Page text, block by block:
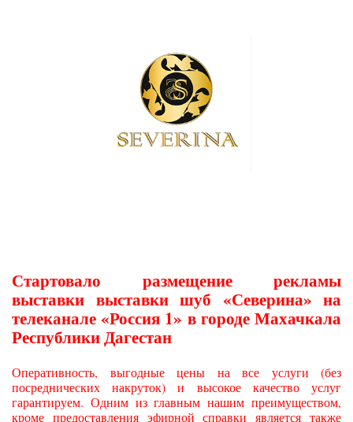
Стартовало размещение рекламы
выставки выставки шуб «Северина» на
телеканале «Россия 1» в городе Махачкала
Республики Дагестан
Оперативность, выгодные цены на все услуги (без
посреднических накруток) и высокое качество услуг
гарантируем. Одним из главным нашим преимуществом,
кроме предоставления эфирной справки является также